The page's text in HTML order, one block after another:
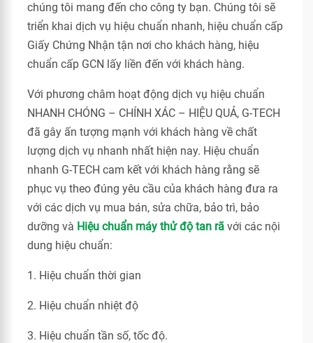
chúng tôi mang đến cho công ty bạn. Chúng tôi sẽ
triển khai dịch vụ hiệu chuẩn nhanh, hiệu chuẩn cấp
Giấy Chứng Nhận tận nơi cho khách hàng, hiệu
chuẩn cấp GCN lấy liền đến với khách hàng.
Với phương châm hoạt động dịch vụ hiệu chuẩn
NHANH CHÓNG – CHÍNH XÁC – HIỆU QUẢ, G-TECH
đã gây ấn tượng mạnh với khách hàng về chất
lượng dịch vụ nhanh nhất hiện nay. Hiệu chuẩn
nhanh G-TECH cam kết với khách hàng rằng sẽ
phục vụ theo đúng yêu cầu của khách hàng đưa ra
với các dịch vụ mua bán, sửa chữa, bảo trì, bảo
dưỡng và Hiệu chuẩn máy thử độ tan rã với các nội
dung hiệu chuẩn:
1. Hiệu chuẩn thời gian
2. Hiệu chuẩn nhiệt độ
3. Hiệu chuẩn tần số, tốc độ.